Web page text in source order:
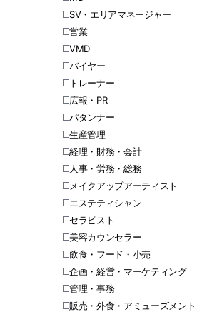
SV・エリアマネージャー
営業
VMD
バイヤー
トレーナー
広報・PR
パタンナー
生産管理
経理・財務・会計
人事・労務・総務
メイクアップアーティスト
エステティシャン
セラピスト
美容カウンセラー
飲食・フード・小売
企画・経営・マーケティング
管理・事務
販売・外食・アミューズメント